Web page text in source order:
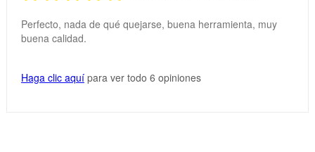
Perfecto, nada de qué quejarse, buena herramienta, muy
buena calidad.
Haga clic aquípara ver todo 6 opiniones